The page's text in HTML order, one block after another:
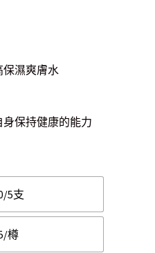
保濕爽膚水
保持健康的能力
5支
樽